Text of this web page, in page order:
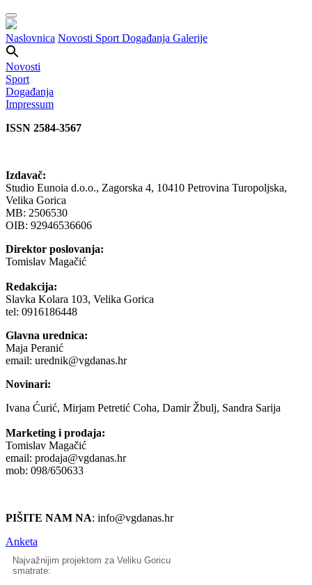
Naslovnica Novosti Sport Događanja Galerije
Novosti
Sport
Događanja
Impressum
ISSN 2584-3567
Izdavač:
Studio Eunoia d.o.o., Zagorska 4, 10410 Petrovina Turopoljska,
Velika Gorica
MB: 2506530
OIB: 92946536606
Direktor poslovanja:
Tomislav Magačić
Redakcija:
Slavka Kolara 103, Velika Gorica
tel: 0916186448
Glavna urednica:
Maja Peranić
email: urednik@vgdanas.hr
Novinari:
Ivana Ćurić, Mirjam Petretić Coha, Damir Žbulj, Sandra Sarija
Marketing i prodaja:
Tomislav Magačić
email: prodaja@vgdanas.hr
mob: 098/650633
PIŠITE NAM NA: info@vgdanas.hr
Anketa
Najvažnijim projektom za Veliku Goricu
smatrate: